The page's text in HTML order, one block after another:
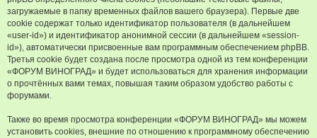
загружаемые в папку временных файлов вашего браузера). Первые две
cookie содержат только идентификатор пользователя (в дальнейшем
«user-id») и идентификатор анонимной сессии (в дальнейшем «session-
id»), автоматически присвоенные вам программным обеспечением phpBB.
Третья cookie будет создана после просмотра одной из тем конференции
«ФОРУМ ВИНОГРАД» и будет использоваться для хранения информации
о прочтённых вами темах, повышая таким образом удобство работы с
форумами.
Также во время просмотра конференции «ФОРУМ ВИНОГРАД» мы можем
установить cookies, внешние по отношению к программному обеспечению